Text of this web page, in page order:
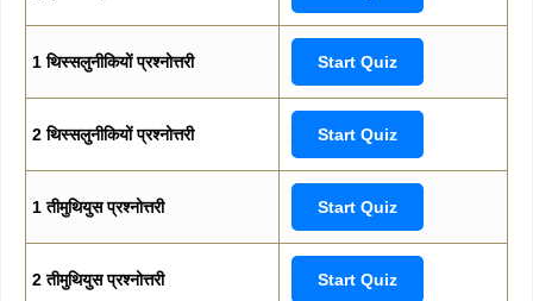
1 थिस्सलुनीकियों प्रश्नोत्तरी Start Quiz
2 थिस्सलुनीकियों प्रश्नोत्तरी Start Quiz
1 तीमुथियुस प्रश्नोत्तरी Start Quiz
2 तीमुथियुस प्रश्नोत्तरी Start Quiz